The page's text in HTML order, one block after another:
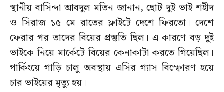
স্থানীয় বাসিন্দা আবদুল মতিন জানান, ছোট দুই ভাই শহীদ
ও সিরাজ ১৫ মে রাতের ফ্লাইটে দেশে ফিরতো। দেশে
ফেরার পর তাদের বিয়ের প্রস্তুতি ছিল। এ কারণে বড় দুই
ভাইকে নিয়ে মার্কেটে বিয়ের কেনাকাটা করতে গিয়েছিল।
পার্কিংয়ে গাড়ি চালু অবস্থায় এসির গ্যাস বিস্ফোরণ হয়ে
চার ভাইয়ের মৃত্যু হয়।